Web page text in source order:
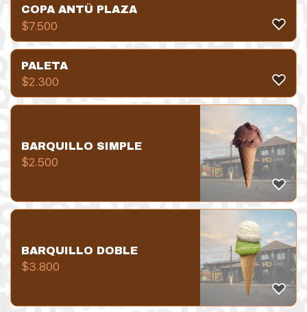
COPA ANTÜ PLAZA
$7.500
PALETA
$2.300
BARQUILLO SIMPLE
$2.500
BARQUILLO DOBLE
$3.800